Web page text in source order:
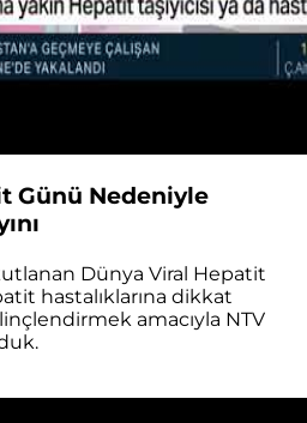
Günü Nedeniyle
Dünya Viral Hepatit
hastalıklarına dikkat
amacıyla NTV